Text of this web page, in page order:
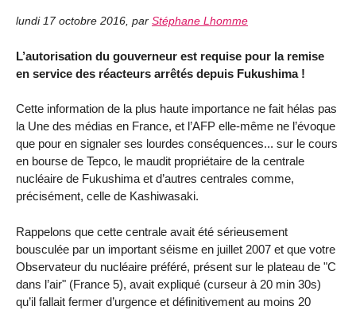
lundi 17 octobre 2016 par Stéphane Lhomme
L’autorisation du gouverneur est requise pour la remise
en service des réacteurs arrêtés depuis Fukushima !
Cette information de la plus haute importance ne fait hélas pas
la Une des médias en France, et l’AFP elle-même ne l’évoque
que pour en signaler ses lourdes conséquences... sur le cours
en bourse de Tepco, le maudit propriétaire de la centrale
nucléaire de Fukushima et d’autres centrales comme,
précisément, celle de Kashiwasaki.
Rappelons que cette centrale avait été sérieusement
bousculée par un important séisme en juillet 2007 et que votre
Observateur du nucléaire préféré, présent sur le plateau de "C
dans l’air" (France 5), avait expliqué (curseur à 20 min 30s)
qu’il fallait fermer d’urgence et définitivement au moins 20